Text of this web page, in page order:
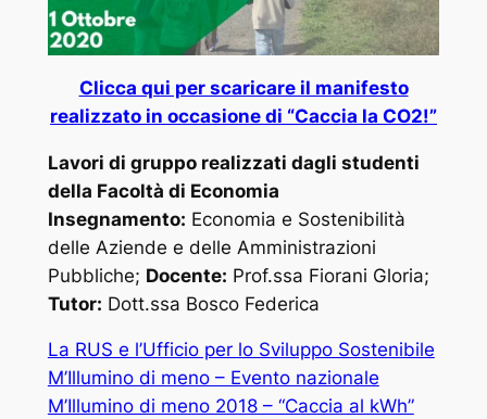
Clicca qui per scaricare il manifesto
realizzato in occasione di “Caccia la CO2!”
Lavori di gruppo realizzati dagli studenti
della Facoltà di Economia
Insegnamento: Economia e Sostenibilità
delle Aziende e delle Amministrazioni
Pubbliche; Docente: Prof.ssa Fiorani Gloria;
Tutor: Dott.ssa Bosco Federica
La RUS e l’Ufficio per lo Sviluppo Sostenibile
M’Illumino di meno – Evento nazionale
M’Illumino di meno 2018 – “Caccia al kWh”